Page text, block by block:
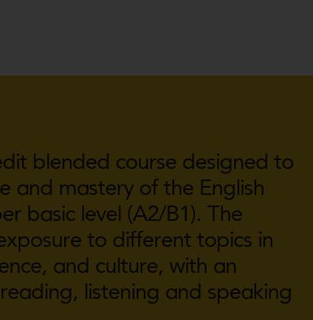
blended course designed to
and mastery of the English
basic level (A2/B1). The
to different topics in
and culture, with an
listening and speaking